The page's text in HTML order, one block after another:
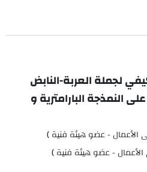
لجملة العربة-النابض
النمذجة البارامترية و
الأعمال - عضو هيئة فنية )
- عضو هيئة فنية )